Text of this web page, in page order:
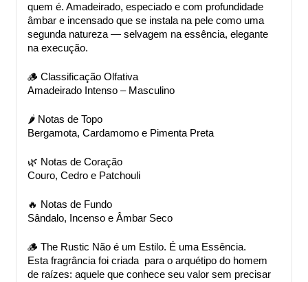
quem é. Amadeirado, especiado e com profundidade
âmbar e incensado que se instala na pele como uma
segunda natureza — selvagem na essência, elegante
na execução.
🪵 Classificação Olfativa
Amadeirado Intenso – Masculino
🌶️ Notas de Topo
Bergamota, Cardamomo e Pimenta Preta
🌿 Notas de Coração
Couro, Cedro e Patchouli
🔥 Notas de Fundo
Sândalo, Incenso e Âmbar Seco
🪵 The Rustic Não é um Estilo. É uma Essência.
Esta fragrância foi criada  para o arquétipo do homem
de raízes: aquele que conhece seu valor sem precisar